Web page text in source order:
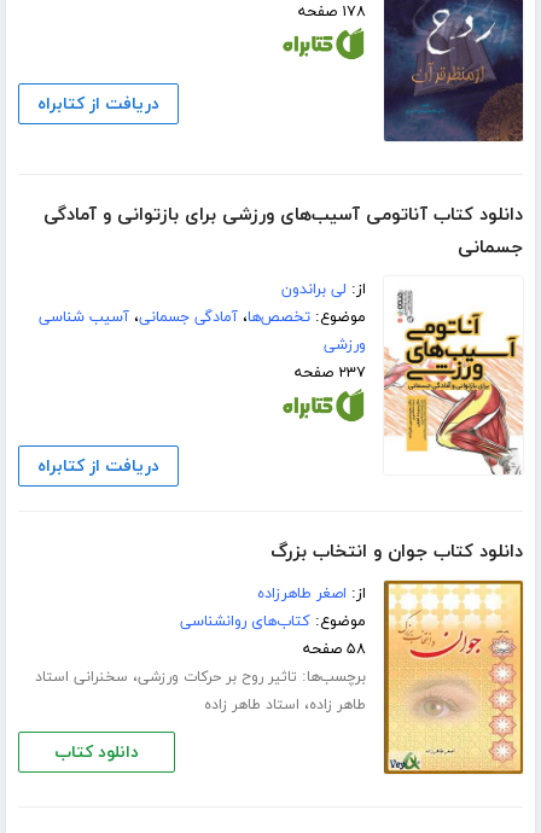
۱۷۸ صفحه
دریافت از کتابراه
دانلود کتاب آناتومی آسیب‌های ورزشی برای بازتوانی و آمادگی
جسمانی
از: لی براندون
موضوع:تخصص‌ها،آمادگی جسمانی،آسیب شناسی
ورزشی
۲۳۷ صفحه
دریافت از کتابراه
دانلود کتاب جوان و انتخاب بزرگ
از: اصغر طاهرزاده
موضوع:کتاب‌های روانشناسی
۵۸ صفحه
برچسب‌ها: تاثیر روح بر حرکات ورزشی، سخنرانی استاد
طاهر زاده، استاد طاهر زاده
دانلود کتاب